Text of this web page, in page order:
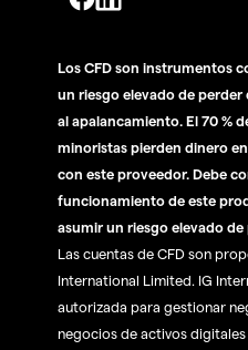
Los CFD son instrumentos
un riesgo elevado de
al apalancamiento. El 70 %
minoristas pierden dinero
con este proveedor. Debe
funcionamiento de este
asumir un riesgo elevado
Las cuentas de CFD son
International Limited. IG
autorizada para gestionar
negocios de activos